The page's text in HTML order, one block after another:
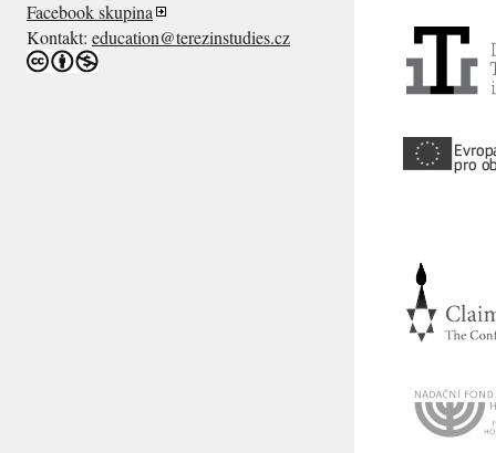
Facebook skupina
Kontakt: education@terezinstudies.cz